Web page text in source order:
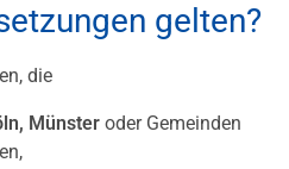
gelten?
die
Münster oder Gemeinden